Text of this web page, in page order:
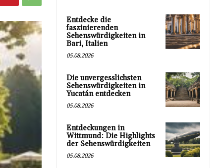
Entdecke die
faszinierenden
Sehenswürdigkeiten in
Bari, Italien
05.08.2026
Die unvergesslichsten
Sehenswürdigkeiten in
Yucatán entdecken
05.08.2026
Entdeckungen in
Wittmund: Die Highlights
der Sehenswürdigkeiten
05.08.2026